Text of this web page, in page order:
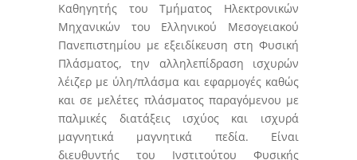
Καθηγητής του Τμήματος Ηλεκτρονικών
Μηχανικών του Ελληνικού Μεσογειακού
Πανεπιστημίου με εξειδίκευση στη Φυσική
Πλάσματος, την αλληλεπίδραση ισχυρών
λέιζερ με ύλη/πλάσμα και εφαρμογές καθώς
και σε μελέτες πλάσματος παραγόμενου με
παλμικές διατάξεις ισχύος και ισχυρά
μαγνητικά μαγνητικά πεδία. Είναι
διευθυντής του Ινστιτούτου Φυσικής